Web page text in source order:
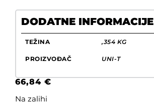
DODATNE INFORMACIJE
TEŽINA ,354 KG
PROIZVOĐAČ UNI-T
66,84 €
Na zalihi